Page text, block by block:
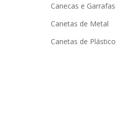
Canecas e Garrafas
Canetas de Metal
Canetas de Plástico